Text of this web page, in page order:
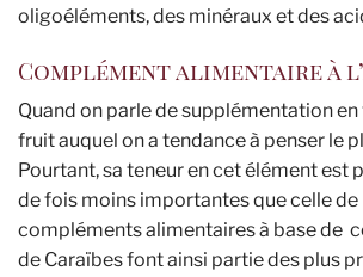
oligoéléments, des minéraux et des
Complément alimentaire à
Quand on parle de supplémentation en
fruit auquel on a tendance à penser le
Pourtant, sa teneur en cet élément est
de fois moins importantes que celle de
compléments alimentaires à base de
de Caraïbes font ainsi partie des plus